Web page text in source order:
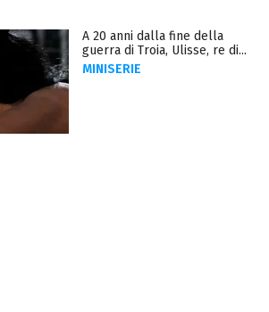
A 20 anni dalla fine della
guerra di Troia, Ulisse, re di...
MINISERIE